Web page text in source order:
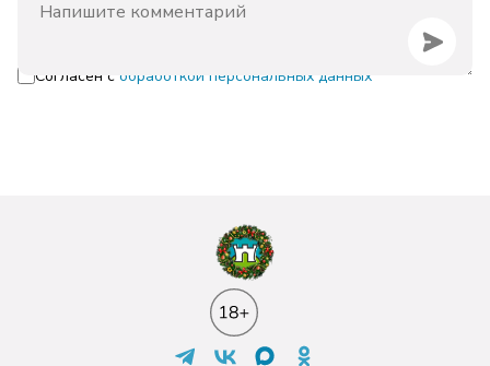
Согласен с обработкой персональных данных